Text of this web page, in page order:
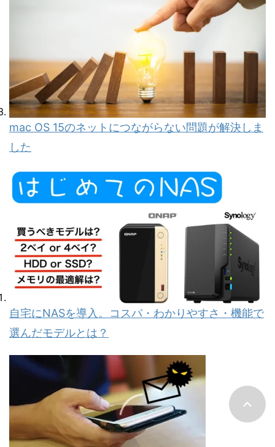
mac OS 15のネットにつながらない問題が解決しま
した
自宅にNASを導入。コスパ・わかりやすさ・機能で
選んだモデルとは？